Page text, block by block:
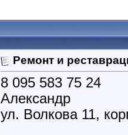
Ремонт и
8 095 583 75 24
Александр
ул. Волкова 11,